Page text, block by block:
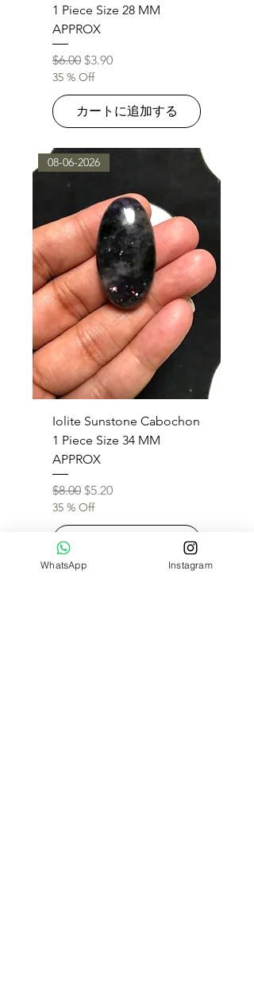
1 Piece Size 28 MM
APPROX
通常価格
$6.00 セール価格
$3.90
35 % Off
カートに追加する
08-06-2026
Iolite Sunstone Cabochon
1 Piece Size 34 MM
APPROX
通常価格
$8.00 セール価格
$5.20
35 % Off
WhatsApp Instagram